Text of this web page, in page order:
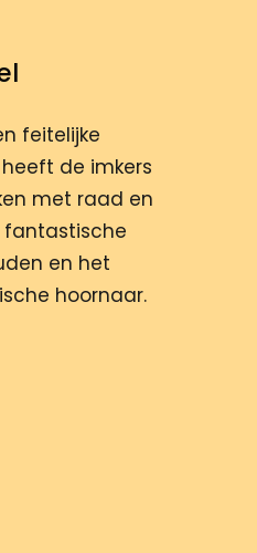
feitelijke
de imkers
met raad en
en het
hoornaar.